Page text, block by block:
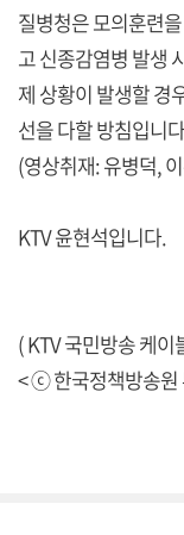
질병청은 모의훈련
고 신종감염병 발생
제 상황이 발생할 경
선을 다할 방침입니
(영상취재: 유병덕,
KTV 윤현석입니다.
( KTV 국민방송 케
< ⓒ 한국정책방송원